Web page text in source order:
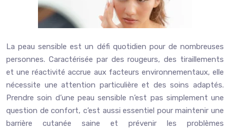
La peau sensible est un défi quotidien pour de nombreuses
personnes. Caractérisée par des rougeurs, des tiraillements
et une réactivité accrue aux facteurs environnementaux, elle
nécessite une attention particulière et des soins adaptés.
Prendre soin d’une peau sensible n’est pas simplement une
question de confort, c’est aussi essentiel pour maintenir une
barrière cutanée saine et prévenir les problèmes